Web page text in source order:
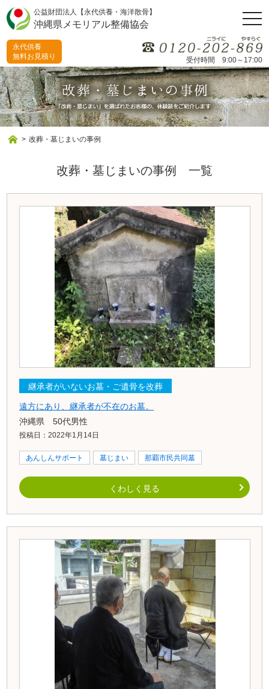
公益財団法人【永代供養・海洋散骨】
沖縄県メモリアル整備協会
受付時間 9:00～17:00
永代供養
無料お見積り
> 改葬・墓じまいの事例
改葬・墓じまいの事例 一覧
継承者がいないお墓・ご遺骨を改葬
遠方にあり、継承者が不在のお墓。
沖縄県 50代男性
投稿日：2022年1月14日
あんしんサポート 墓じまい 那覇市民共同墓
くわしく見る